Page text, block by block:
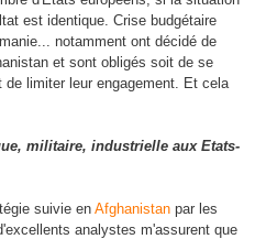
est identique. Crise budgétaire
notamment ont décidé de
et sont obligés soit de se
limiter leur engagement. Et cela
militaire, industrielle aux Etats-
suivie en Afghanistan par les
analystes m'assurent que